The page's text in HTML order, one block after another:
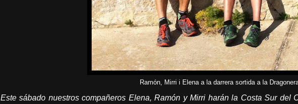
Ramón, Mirri i Elena a la darrera sortida a la
Este sábado nuestros compañeros Elena, Ramón y Mirri harán la Costa Sur del